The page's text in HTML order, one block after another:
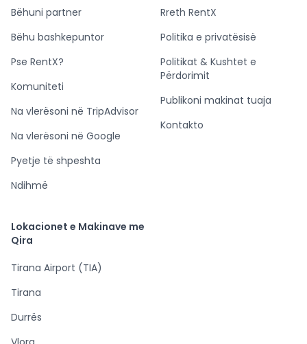
Bëhuni partner
Bëhu bashkepuntor
Pse RentX?
Komuniteti
Na vlerësoni në TripAdvisor
Na vlerësoni në Google
Pyetje të shpeshta
Ndihmë
Rreth RentX
Politika e privatësisë
Politikat & Kushtet e
Përdorimit
Publikoni makinat tuaja
Kontakto
Lokacionet e Makinave me
Qira
Tirana Airport (TIA)
Tirana
Durrës